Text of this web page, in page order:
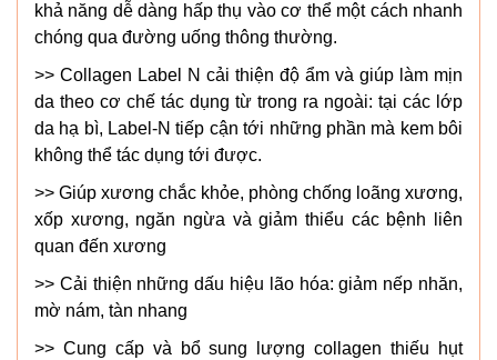
khả năng dễ dàng hấp thụ vào cơ thể một cách nhanh
chóng qua đường uống thông thường.
>> Collagen Label N cải thiện độ ẩm và giúp làm mịn
da theo cơ chế tác dụng từ trong ra ngoài: tại các lớp
da hạ bì, Label-N tiếp cận tới những phần mà kem bôi
không thể tác dụng tới được.
>> Giúp xương chắc khỏe, phòng chống loãng xương,
xốp xương, ngăn ngừa và giảm thiểu các bệnh liên
quan đến xương
>> Cải thiện những dấu hiệu lão hóa: giảm nếp nhăn,
mờ nám, tàn nhang
>> Cung cấp và bổ sung lượng collagen thiếu hụt